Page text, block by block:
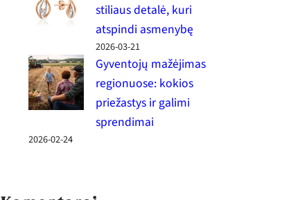
stiliaus detalė, kuri
atspindi asmenybę
2026-03-21
Gyventojų mažėjimas
regionuose: kokios
priežastys ir galimi
sprendimai
2026-02-24